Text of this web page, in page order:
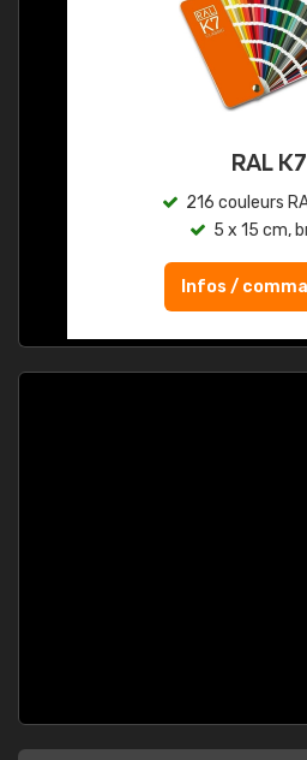
RAL K7
216 couleurs
5 x 15 cm,
Infos /